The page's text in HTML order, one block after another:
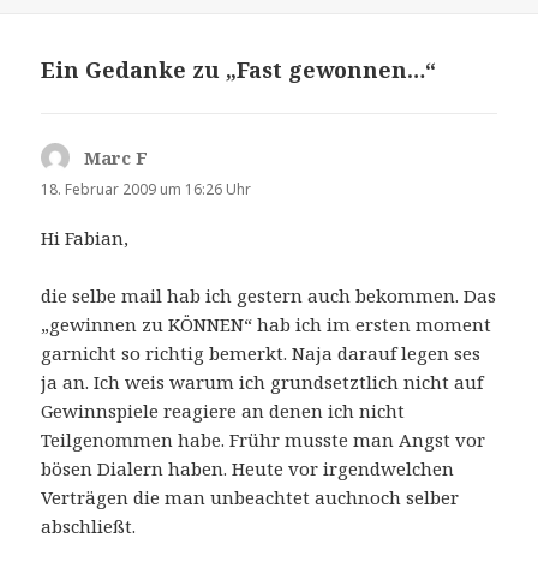
Ein Gedanke zu „Fast gewonnen…“
Marc F
18. Februar 2009 um 16:26 Uhr
Hi Fabian,
die selbe mail hab ich gestern auch bekommen. Das
„gewinnen zu KÖNNEN“ hab ich im ersten moment
garnicht so richtig bemerkt. Naja darauf legen ses
ja an. Ich weis warum ich grundsetztlich nicht auf
Gewinnspiele reagiere an denen ich nicht
Teilgenommen habe. Frühr musste man Angst vor
bösen Dialern haben. Heute vor irgendwelchen
Verträgen die man unbeachtet auchnoch selber
abschließt.